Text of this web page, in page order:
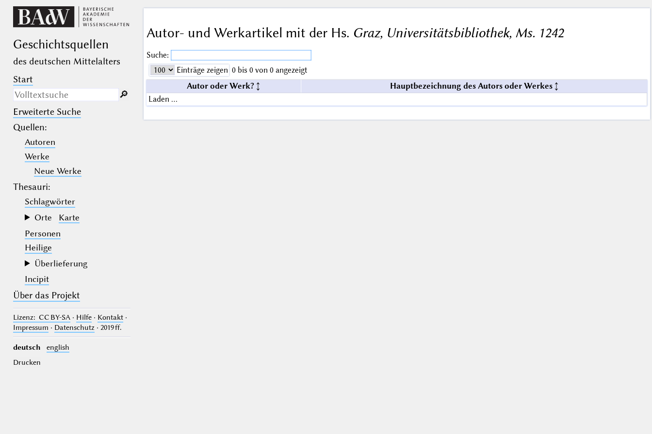
Geschichts­quellen
des deutschen Mittelalters
Start
Nur in Beschreibungs­texten
suchen
(der Unterstrich) ist Platzhalter für
genau ein Zeichen.
(das Prozentzeichen) ist Platzhalter
für kein, ein oder mehr als ein
Zeichen.
🔎︎
Erweiterte Suche
Quellen:
Autoren
Werke
Neue Werke
Thesauri:
Schlagwörter
Orte
Karte
Personen
Heilige
Überlieferung
Incipit
Über das Projekt
Lizenz: CC BY-SA· Hilfe· Kontakt·
Impressum · Datenschutz· 2019 ff.
deutsch
english
Drucken
Autor- und Werkartikel mit der Hs. Graz, Universitätsbibliothek, Ms. 1242
Suche:
Einträge zeigen 0 bis 0 von 0 angezeigt
Autor oder Werk?
Hauptbezeichnung des Autors oder Werkes
Laden …